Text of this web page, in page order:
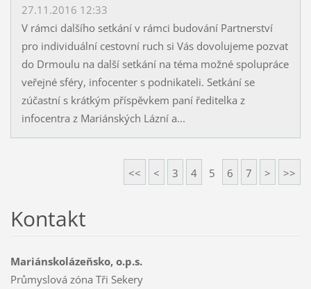
27.11.2016 12:33
V rámci dalšího setkání v rámci budování Partnerství
pro individuální cestovní ruch si Vás dovolujeme pozvat
do Drmoulu na další setkání na téma možné spolupráce
veřejné sféry, infocenter s podnikateli. Setkání se
zúčastní s krátkým příspěvkem paní ředitelka z
infocentra z Mariánských Lázní a...
<< < 3 4 5 6 7 > >>
Kontakt
Mariánskolázeňsko, o.p.s.
Průmyslová zóna Tři Sekery